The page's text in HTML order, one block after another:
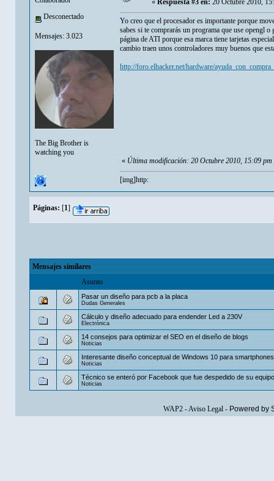
Desconectado
Mensajes: 3.023
The Big Brother is
watching you
« Respuesta #3 en: 20 Octubre 2010,
Yo creo que el procesador es importante porque
sabes si te comprarás un programa que use opengl
página de ATI porque esa marca tiene tarjetas
cambio traen unos controladores muy buenos que
http://foro.elhacker.net/hardware/
« Última modificación: 20 Octubre 2010, 15:09
[img]http:
Páginas: [1]
Mensajes similares
Asunto
Pasar un diseño para pcb a la placa
Dudas Generales
Cálculo y diseño adecuado para endender Led a 230V
Electrónica
14 consejos para optimizar el SEO en el diseño de blogs
Noticias
Interesante diseño conceptual de Windows 10 para smartphones
Noticias
Técnico se enteró por Facebook que fue despedido de su equipo
Noticias
WAP2-Aviso Legal- Powered by